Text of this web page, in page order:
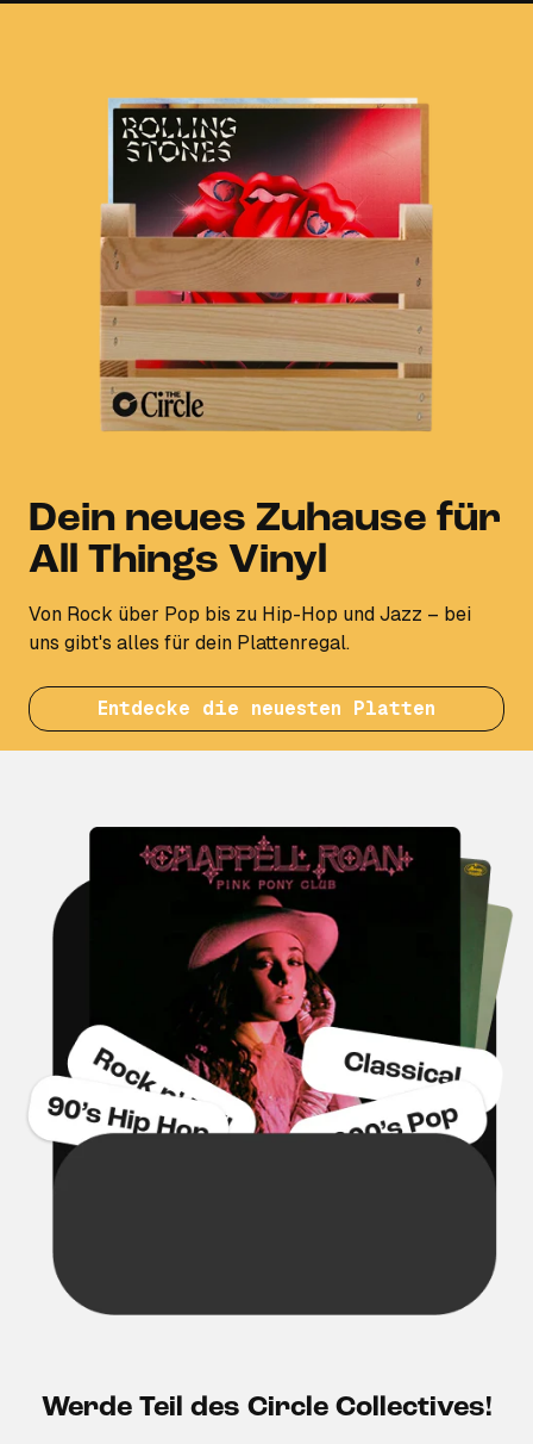
Dein neues Zuhause für
All Things Vinyl
Von Rock über Pop bis zu Hip-Hop und Jazz – bei
uns gibt's alles für dein Plattenregal.
Entdecke die neuesten Platten
Werde Teil des Circle Collectives!